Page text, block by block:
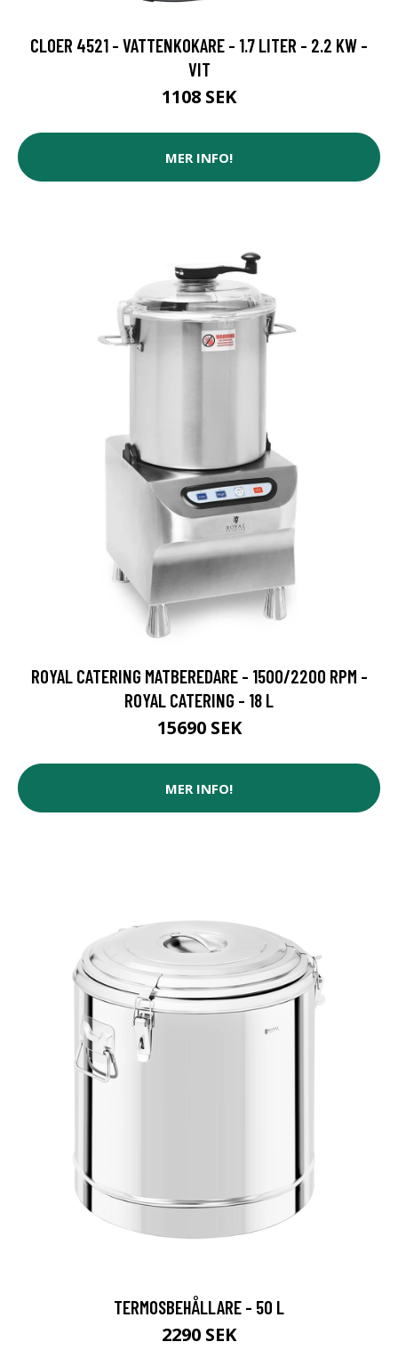
CLOER 4521 - VATTENKOKARE - 1.7 LITER - 2.2 KW -
VIT
1108 SEK
MER INFO!
ROYAL CATERING MATBEREDARE - 1500/2200 RPM -
ROYAL CATERING - 18 L
15690 SEK
MER INFO!
TERMOSBEHÅLLARE - 50 L
2290 SEK